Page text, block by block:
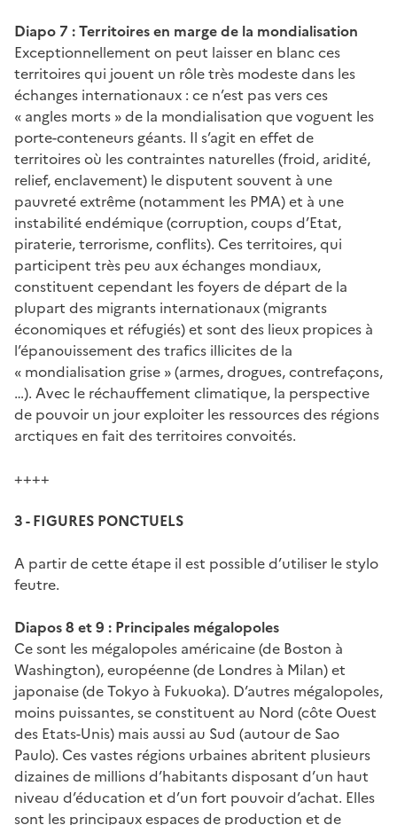
Diapo 7 : Territoires en marge de la mondialisation
Exceptionnellement on peut laisser en blanc ces
territoires qui jouent un rôle très modeste dans les
échanges internationaux : ce n’est pas vers ces
« angles morts » de la mondialisation que voguent les
porte-conteneurs géants. Il s’agit en effet de
territoires où les contraintes naturelles (froid, aridité,
relief, enclavement) le disputent souvent à une
pauvreté extrême (notamment les PMA) et à une
instabilité endémique (corruption, coups d’Etat,
piraterie, terrorisme, conflits). Ces territoires, qui
participent très peu aux échanges mondiaux,
constituent cependant les foyers de départ de la
plupart des migrants internationaux (migrants
économiques et réfugiés) et sont des lieux propices à
l’épanouissement des trafics illicites de la
« mondialisation grise » (armes, drogues, contrefaçons,
…). Avec le réchauffement climatique, la perspective
de pouvoir un jour exploiter les ressources des régions
arctiques en fait des territoires convoités.
++++
3 - FIGURES PONCTUELS
A partir de cette étape il est possible d’utiliser le stylo
feutre.
Diapos 8 et 9 : Principales mégalopoles
Ce sont les mégalopoles américaine (de Boston à
Washington), européenne (de Londres à Milan) et
japonaise (de Tokyo à Fukuoka). D’autres mégalopoles,
moins puissantes, se constituent au Nord (côte Ouest
des Etats-Unis) mais aussi au Sud (autour de Sao
Paulo). Ces vastes régions urbaines abritent plusieurs
dizaines de millions d’habitants disposant d’un haut
niveau d’éducation et d’un fort pouvoir d’achat. Elles
sont les principaux espaces de production et de